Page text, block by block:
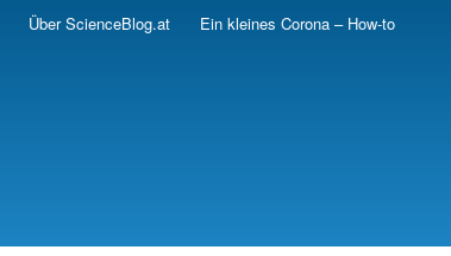
Über ScienceBlog.at Ein kleines Corona – How-to